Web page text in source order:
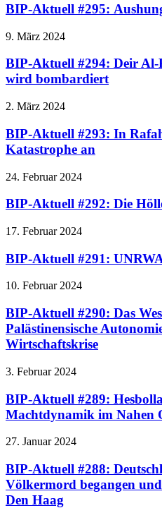
BIP-Aktuell #295:
9. März 2024
BIP-Aktuell #294: Deir Al-
wird bombardiert
2. März 2024
BIP-Aktuell #293: In
Katastrophe an
24. Februar 2024
BIP-Aktuell #292: Die
17. Februar 2024
BIP-Aktuell #291:
10. Februar 2024
BIP-Aktuell #290: Das
Palästinensische
Wirtschaftskrise
3. Februar 2024
BIP-Aktuell #289:
Machtdynamik im Nahen
27. Januar 2024
BIP-Aktuell #288:
Völkermord begangen
Den Haag